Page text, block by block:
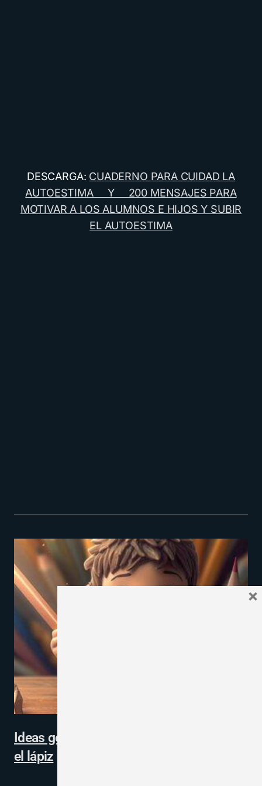
DESCARGA: CUADERNO PARA CUIDAD LA
AUTOESTIMA Y 200 MENSAJES PARA
MOTIVAR A LOS ALUMNOS E HIJOS Y SUBIR
EL AUTOESTIMA
Ideas geniales para aprender a coger bien
el lápiz
×